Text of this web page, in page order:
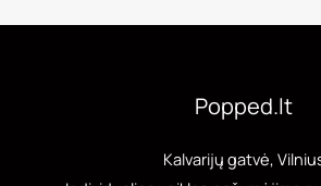
Popped.lt
Kalvarijų gatvė,